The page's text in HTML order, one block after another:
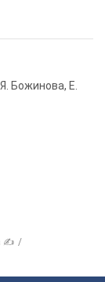
Божинова, Е.
✍